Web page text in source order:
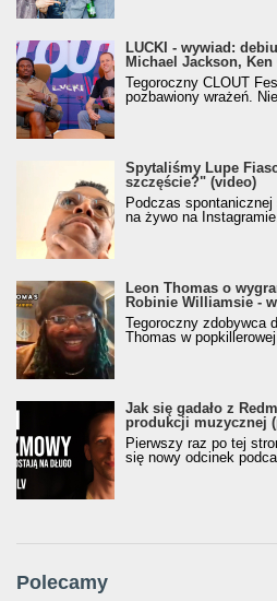
LUCKI - wywiad:
Michael Jackson, Ken
Tegoroczny CLOUT
pozbawiony wrażeń.
Spytaliśmy Lupe
szczęście?" (video)
Podczas
na żywo na
Leon Thomas o
Robinie Williamsie -
Tegoroczny zdobywca
Thomas w popkillerowej
Jak się gadało z
produkcji muzycznej
Pierwszy raz po tej
się nowy odcinek
Polecamy